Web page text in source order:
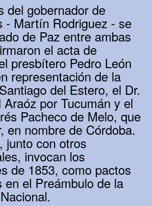
del gobernador de
- Martín Rodriguez - se
de Paz entre ambas
el acta de
presbítero Pedro León
representación de la
del Estero, el Dr.
Araóz por Tucumán y el
Pacheco de Melo, que
en nombre de Córdoba.
junto con otros
invocan los
de 1853, como pactos
en el Preámbulo de la